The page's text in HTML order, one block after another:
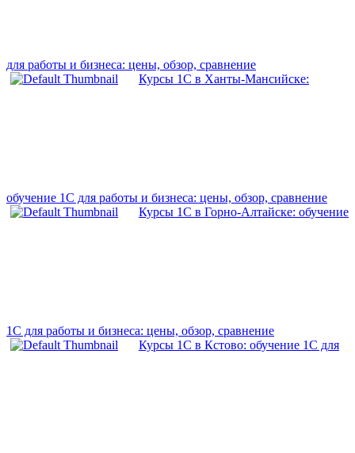
для работы и бизнеса: цены, обзор, сравнение
Курсы 1С в Ханты-Мансийске:
обучение 1С для работы и бизнеса: цены, обзор, сравнение
Курсы 1С в Горно-Алтайске: обучение
1С для работы и бизнеса: цены, обзор, сравнение
Курсы 1С в Кстово: обучение 1С для